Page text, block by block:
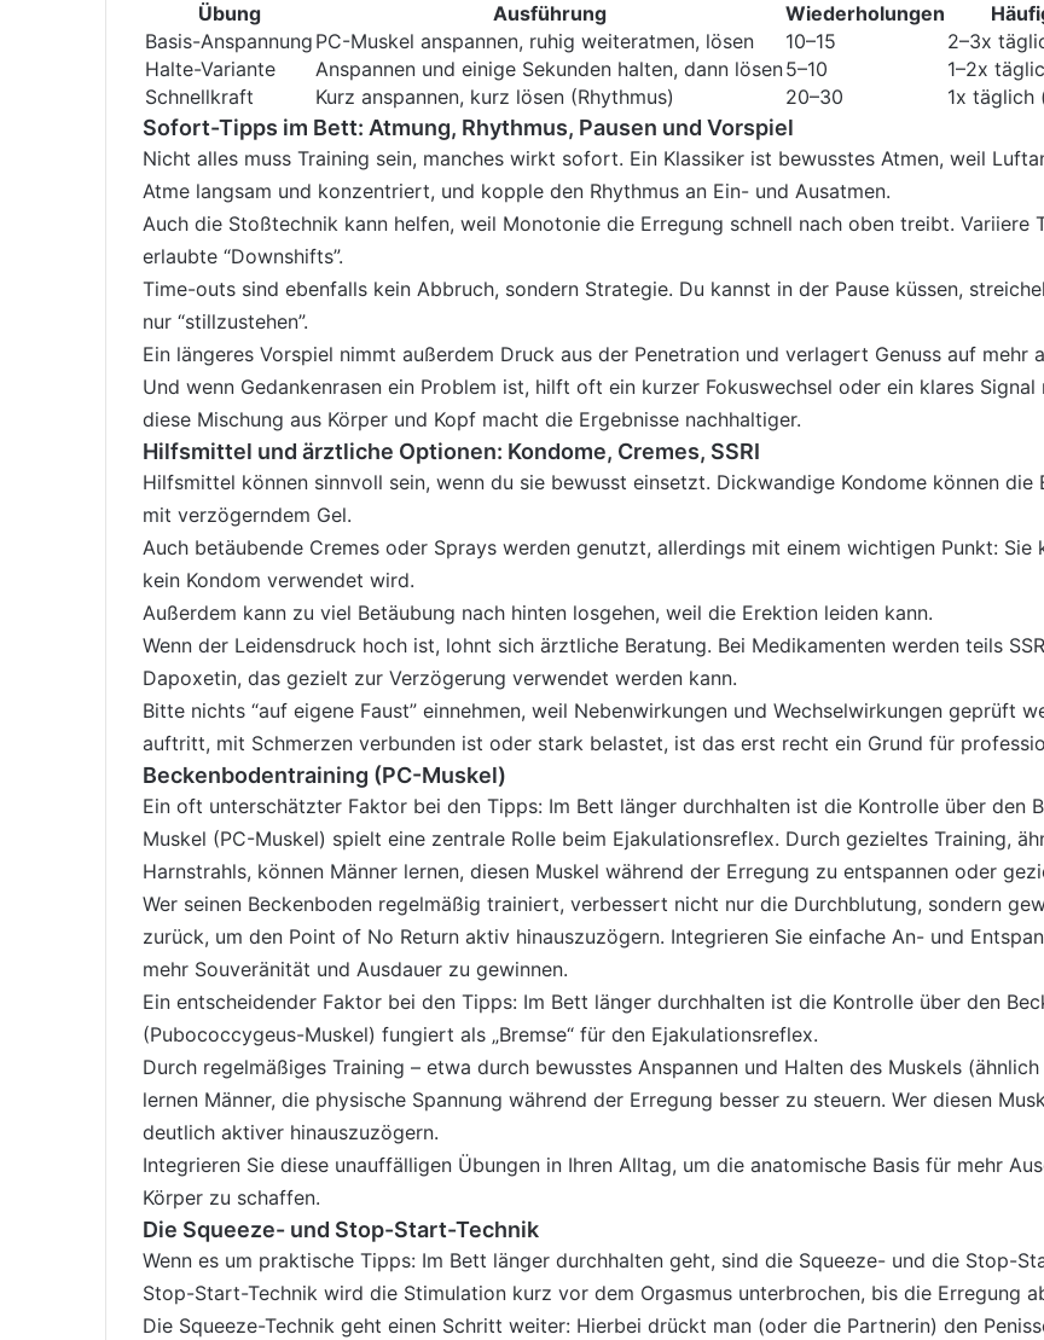
Übung
Ausführung Wiederholungen
Basis-Anspannung PC-Muskel anspannen, ruhig weiteratmen, lösen 10–15
2–3x
Halte-Variante
Anspannen und einige Sekunden halten, dann lösen5–10
1–2x
Schnellkraft
Kurz anspannen, kurz lösen (Rhythmus) 20–30 1x täglich
Sofort-Tipps im Bett: Atmung, Rhythmus, Pausen und Vorspiel
Nicht alles muss Training sein, manches wirkt sofort. Ein Klassiker ist bewusstes Atmen, weil
Atme langsam und konzentriert, und kopple den Rhythmus an Ein- und Ausatmen.
Auch die Stoßtechnik kann helfen, weil Monotonie die Erregung schnell nach oben treibt. Variiere
erlaubte “Downshifts”.
Time-outs sind ebenfalls kein Abbruch, sondern Strategie. Du kannst in der Pause küssen,
nur “stillzustehen”.
Ein längeres Vorspiel nimmt außerdem Druck aus der Penetration und verlagert Genuss auf mehr
Und wenn Gedankenrasen ein Problem ist, hilft oft ein kurzer Fokuswechsel oder ein klares
diese Mischung aus Körper und Kopf macht die Ergebnisse nachhaltiger.
Hilfsmittel und ärztliche Optionen: Kondome, Cremes, SSRI
Hilfsmittel können sinnvoll sein, wenn du sie bewusst einsetzt. Dickwandige Kondome können
mit verzögerndem Gel.
Auch betäubende Cremes oder Sprays werden genutzt, allerdings mit einem wichtigen Punkt:
kein Kondom verwendet wird.
Außerdem kann zu viel Betäubung nach hinten losgehen, weil die Erektion leiden kann.
Wenn der Leidensdruck hoch ist, lohnt sich ärztliche Beratung. Bei Medikamenten werden teils
Dapoxetin, das gezielt zur Verzögerung verwendet werden kann.
Bitte nichts “auf eigene Faust” einnehmen, weil Nebenwirkungen und Wechselwirkungen geprüft
auftritt, mit Schmerzen verbunden ist oder stark belastet, ist das erst recht ein Grund für
Beckenbodentraining (PC-Muskel)
Ein oft unterschätzter Faktor bei den Tipps: Im Bett länger durchhalten ist die Kontrolle über den
Muskel (PC-Muskel) spielt eine zentrale Rolle beim Ejakulationsreflex. Durch gezieltes Training,
Harnstrahls, können Männer lernen, diesen Muskel während der Erregung zu entspannen oder
Wer seinen Beckenboden regelmäßig trainiert, verbessert nicht nur die Durchblutung, sondern
zurück, um den Point of No Return aktiv hinauszuzögern. Integrieren Sie einfache An- und
mehr Souveränität und Ausdauer zu gewinnen.
Ein entscheidender Faktor bei den Tipps: Im Bett länger durchhalten ist die Kontrolle über den
(Pubococcygeus-Muskel) fungiert als „Bremse“ für den Ejakulationsreflex.
Durch regelmäßiges Training – etwa durch bewusstes Anspannen und Halten des Muskels
lernen Männer, die physische Spannung während der Erregung besser zu steuern. Wer diesen
deutlich aktiver hinauszuzögern.
Integrieren Sie diese unauffälligen Übungen in Ihren Alltag, um die anatomische Basis für mehr
Körper zu schaffen.
Die Squeeze- und Stop-Start-Technik
Wenn es um praktische Tipps: Im Bett länger durchhalten geht, sind die Squeeze- und die Stop-
Stop-Start-Technik wird die Stimulation kurz vor dem Orgasmus unterbrochen, bis die Erregung
Die Squeeze-Technik geht einen Schritt weiter: Hierbei drückt man (oder die Partnerin) den